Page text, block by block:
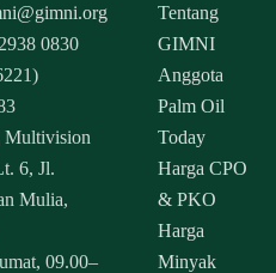
0830
Multivision
6, Jl.
Mulia,
09.00–
Tentang
GIMNI
Anggota
Palm Oil
Today
Harga CPO
& PKO
Harga
Minyak